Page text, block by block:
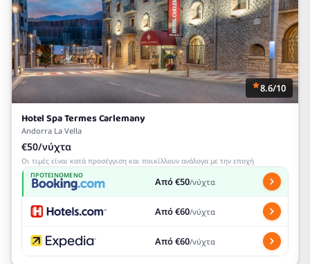
8.6/10
Hotel Spa Termes Carlemany
Andorra La Vella
€50/νύχτα
Οι τιμές είναι κατά προσέγγιση και ποικίλλουν ανάλογα με την εποχή
ΠΡΟΤΕΙΝΌΜΕΝΟ Από €50/νύχτα
Από €60/νύχτα
Από €60/νύχτα